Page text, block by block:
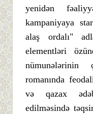
yenidən
kampaniyaya
alaş ordalı"
elementləri
nümunələrinin
romanında
və qazax
edilməsində